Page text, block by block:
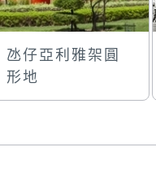
氹仔亞利雅架圓
形地